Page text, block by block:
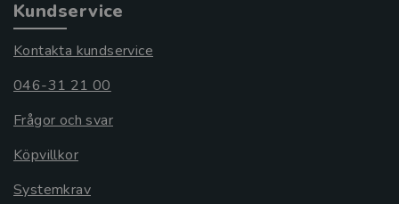
Kundservice
Kontakta kundservice
046-31 21 00
Frågor och svar
Köpvillkor
Systemkrav